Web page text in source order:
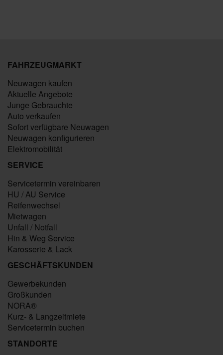
FAHRZEUGMARKT
Neuwagen kaufen
Aktuelle Angebote
Junge Gebrauchte
Auto verkaufen
Sofort verfügbare Neuwagen
Neuwagen konfigurieren
Elektromobilität
SERVICE
Servicetermin vereinbaren
HU / AU Service
Reifenwechsel
Mietwagen
Unfall / Notfall
Hin & Weg Service
Karosserie & Lack
GESCHÄFTSKUNDEN
Gewerbekunden
Großkunden
NORA®
Kurz- & Langzeitmiete
Servicetermin buchen
STANDORTE